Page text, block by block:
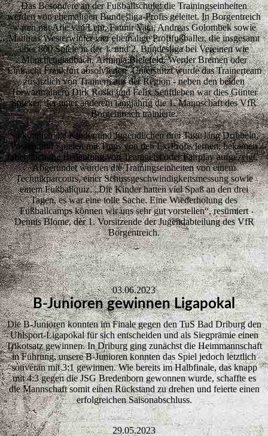
Das Besondere an der Fußballschule: die Trainingseinheiten
werden von ehemaligen Bundesliga-Profis geleitet. In Borgentreich
waren mit Arie van Lent, Fatmir Vata, Andreas Golombek sowie
Matthias Westerwinter vier ehemalige Profifußballer, die insgesamt
über 800 Spiele in der 1. und 2. Bundesliga bei Vereinen wie
Mönchengladbach, Arminia Bielefeld, Werder Bremen oder
Eintracht Frankfurt absolvierten. Unterstützt wurde das Trainerteam
zusätzlich von Trainern aus der Region - neben den beiden
Torwarttrainern Dirk Roski und Felix Senftleben war dies Günter
Spieker, der unter anderem langjährig die 1. Mannschaft des VfR
Borgentreich trainierte.
So konnten die Kinder und Jugendlichen drei Tage lang Dribbeln,
Passen und Spielen mit Tipps von den Ex-Profis lernen, bekamen
aber auch die Bedeutung von Teamgeist oder Fairplay aufgezeigt.
Abgerundet wurden die Trainingseinheiten von einem
Technikparcours, einer Schussgeschwindigkeitsmessung sowie
einem Fußballquiz. „Die Kinder hatten viel Spaß an den drei
Tagen, es war eine tolle Sache. Eine Wiederholung des
Fußballcamps können wir uns sehr gut vorstellen“, resümiert
Dennis Blome, der 1. Vorsitzende der Jugendabteilung des VfR
Borgentreich.
03.06.2023
B-Junioren gewinnen Ligapokal
Die B-Junioren konnten im Finale gegen den TuS Bad Driburg den
Uhlsport-Ligapokal für sich entscheiden und als Siegprämie einen
Trikotsatz gewinnen. In Driburg ging zunächst die Heimmannschaft
in Führung, unsere B-Junioren konnten das Spiel jedoch letztlich
souverän mit 3:1 gewinnen. Wie bereits im Halbfinale, das knapp
mit 4:3 gegen die JSG Bredenborn gewonnen wurde, schaffte es
die Mannschaft somit einen Rückstand zu drehen und feierte einen
erfolgreichen Saisonabschluss.
29.05.2023